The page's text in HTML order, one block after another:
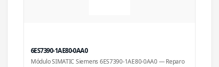
6ES7390-1AE80-0AA0
Módulo SIMATIC Siemens 6ES7390-1AE80-0AA0 — Reparo